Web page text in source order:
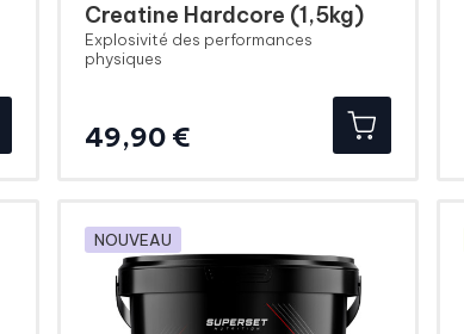
Creatine Hardcore (1,5kg)
Explosivité des performances
physiques
49,90 €Prix
NOUVEAU